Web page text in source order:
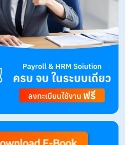
ใจ
ททำเงินเดือน ได้ใช้ Payroll On Cloud ด้วย